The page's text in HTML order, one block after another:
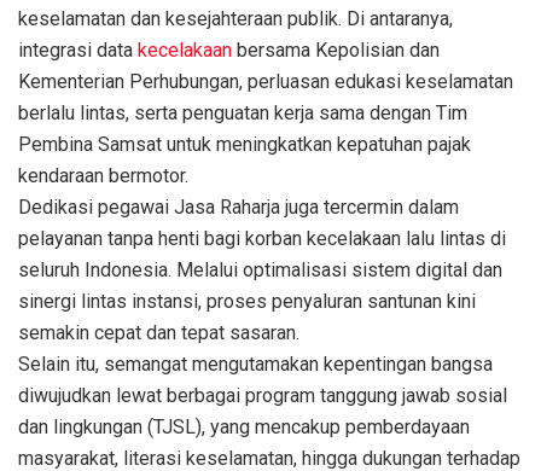
keselamatan dan kesejahteraan publik. Di antaranya,
integrasi data kecelakaan bersama Kepolisian dan
Kementerian Perhubungan, perluasan edukasi keselamatan
berlalu lintas, serta penguatan kerja sama dengan Tim
Pembina Samsat untuk meningkatkan kepatuhan pajak
kendaraan bermotor.
Dedikasi pegawai Jasa Raharja juga tercermin dalam
pelayanan tanpa henti bagi korban kecelakaan lalu lintas di
seluruh Indonesia. Melalui optimalisasi sistem digital dan
sinergi lintas instansi, proses penyaluran santunan kini
semakin cepat dan tepat sasaran.
Selain itu, semangat mengutamakan kepentingan bangsa
diwujudkan lewat berbagai program tanggung jawab sosial
dan lingkungan (TJSL), yang mencakup pemberdayaan
masyarakat, literasi keselamatan, hingga dukungan terhadap